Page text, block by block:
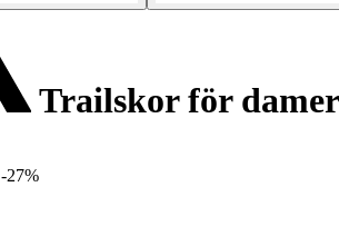
Trailskor för
-27%